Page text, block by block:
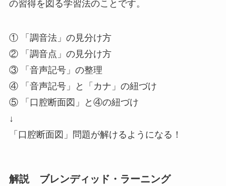
の習得を図る学習法のことです。
① 「調音法」の見分け方
② 「調音点」の見分け方
③ 「音声記号」の整理
④ 「音声記号」と「カナ」の紐づけ
⑤ 「口腔断面図」と④の紐づけ
↓
「口腔断面図」問題が解けるようになる！
解説 ブレンディッド・ラーニング